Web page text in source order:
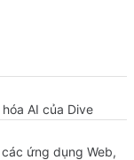
AI của Dive
ứng dụng Web,